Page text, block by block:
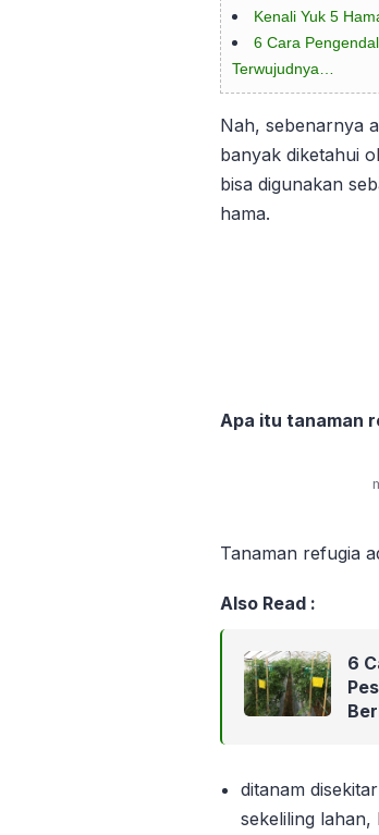
Kenali Yuk 5
6 Cara
Terwujudnya…
Nah, sebenarnya
banyak diketahui
bisa digunakan
hama.
Apa itu tanaman
Tanaman refugia
Also Read :
6
ditanam
sekeliling